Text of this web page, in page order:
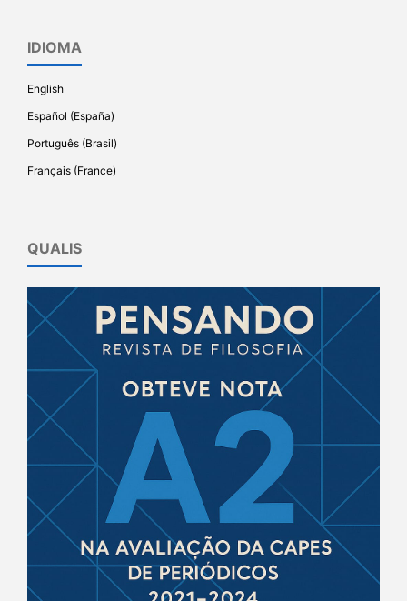
IDIOMA
English
Español (España)
Português (Brasil)
Français (France)
QUALIS